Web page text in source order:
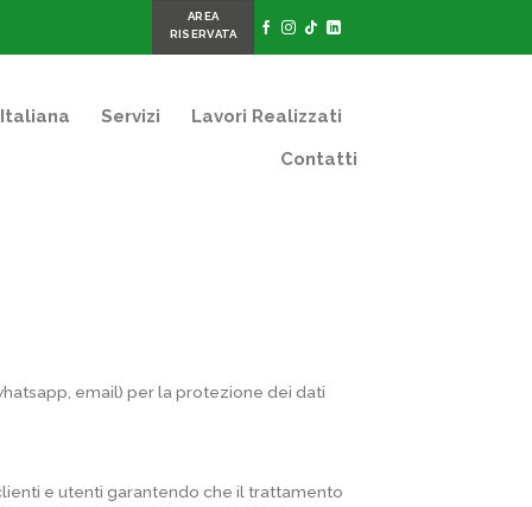
AREA
RISERVATA
Servizi
Lavori Realizzati
Contatti
email) per la protezione dei dati
e utenti garantendo che il trattamento